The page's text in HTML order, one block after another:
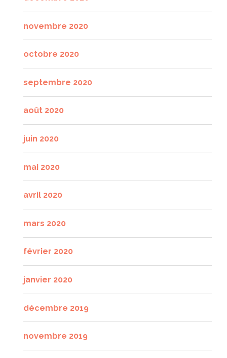
novembre 2020
octobre 2020
septembre 2020
août 2020
juin 2020
mai 2020
avril 2020
mars 2020
février 2020
janvier 2020
décembre 2019
novembre 2019